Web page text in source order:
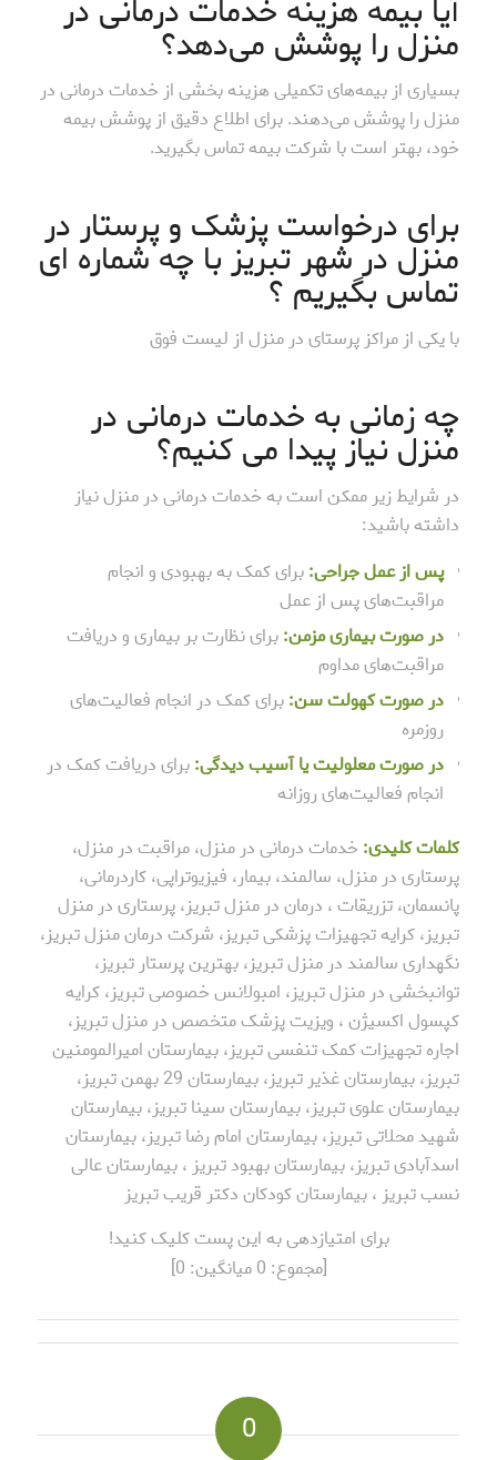
آیا بیمه هزینه خدمات درمانی در
منزل را پوشش می‌دهد؟
بسیاری از بیمه‌های تکمیلی هزینه بخشی از خدمات درمانی در
منزل را پوشش می‌دهند. برای اطلاع دقیق از پوشش بیمه
خود، بهتر است با شرکت بیمه تماس بگیرید.
برای درخواست پزشک و پرستار در
منزل در شهر تبریز با چه شماره ای
تماس بگیریم ؟
با یکی از مراکز پرستای در منزل از لیست فوق
چه زمانی به خدمات درمانی در
منزل نیاز پیدا می کنیم؟
در شرایط زیر ممکن است به خدمات درمانی در منزل نیاز
داشته باشید:
پس از عمل جراحی:برای کمک به بهبودی و انجام
مراقبت‌های پس از عمل
در صورت بیماری مزمن:برای نظارت بر بیماری و دریافت
مراقبت‌های مداوم
در صورت کهولت سن:برای کمک در انجام فعالیت‌های
روزمره
در صورت معلولیت یا آسیب دیدگی:برای دریافت کمک در
انجام فعالیت‌های روزانه
کلمات کلیدی: خدمات درمانی در منزل، مراقبت در منزل،
پرستاری در منزل، سالمند، بیمار، فیزیوتراپی، کاردرمانی،
پانسمان، تزریقات ، درمان در منزل تبریز، پرستاری در منزل
تبریز، کرایه تجهیزات پزشکی تبریز، شرکت درمان منزل تبریز،
نگهداری سالمند در منزل تبریز، بهترین پرستار تبریز،
توانبخشی در منزل تبریز، امبولانس خصوصی تبریز، کرایه
کپسول اکسیژن ، ویزیت پزشک متخصص در منزل تبریز،
اجاره تجهیزات کمک تنفسی تبریز، بیمارستان امیرالمومنین
تبریز، بیمارستان غذیر تبریز، بیمارستان 29 بهمن تبریز،
بیمارستان علوی تبریز، بیمارستان سینا تبریز، بیمارستان
شهید محلاتی تبریز، بیمارستان امام رضا تبریز، بیمارستان
اسدآبادی تبریز، بیمارستان بهبود تبریز ، بیمارستان عالی
نسب تبریز ، بیمارستان کودکان دکتر قریب تبریز
برای امتیازدهی به این پست کلیک کنید!
[مجموع: 0میانگین: 0
]
0